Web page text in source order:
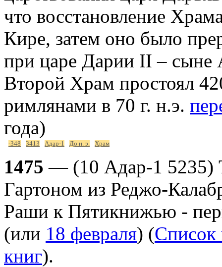
что восстановление
Кире, затем оно было
при царе Дарии II –
Второй Храм простоял
римлянами в 70 г. н.э.
года)
-348 3413 Адар-1 До н. э. Храм
1475 — (10 Адар-1 5235)
Гартоном из Реджо-
Раши к Пятикнижью -
(или 18 февраля) (Список
книг).